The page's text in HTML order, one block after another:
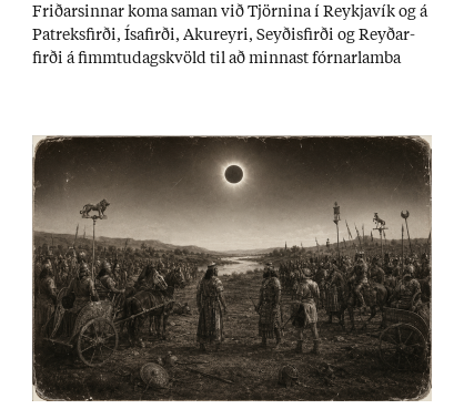
Frið­arsinn­ar koma sam­an við Tjörn­ina í Reykja­vík og á
Pat­reks­firði, Ísa­firði, Ak­ur­eyri, Seyð­is­firði og Reyð­ar­
firði á fimmtu­dags­kvöld til að minn­ast fórn­ar­lamba